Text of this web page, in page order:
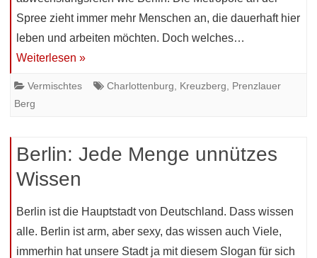
Spree zieht immer mehr Menschen an, die dauerhaft hier
leben und arbeiten möchten. Doch welches…
Weiterlesen »
Vermischtes Charlottenburg Kreuzberg
Prenzlauer
Berg
Berlin: Jede Menge unnützes
Wissen
Berlin ist die Hauptstadt von Deutschland. Dass wissen
alle. Berlin ist arm, aber sexy, das wissen auch Viele,
immerhin hat unsere Stadt ja mit diesem Slogan für sich